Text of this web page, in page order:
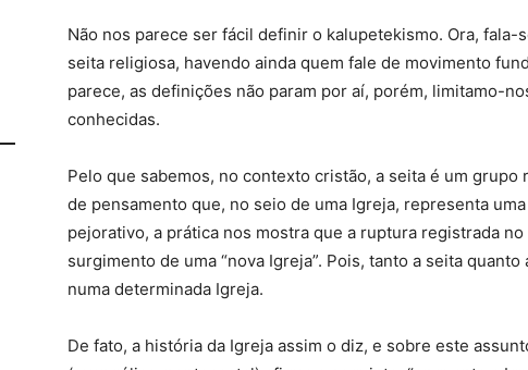
Não nos parece ser fácil definir o kalupetekismo. Ora, fala-
seita religiosa, havendo ainda quem fale de movimento
parece, as definições não param por aí, porém, limitamo-
conhecidas.
Pelo que sabemos, no contexto cristão, a seita é um
de pensamento que, no seio de uma Igreja, representa
pejorativo, a prática nos mostra que a ruptura registrada
surgimento de uma “nova Igreja”. Pois, tanto a seita
numa determinada Igreja.
De fato, a história da Igreja assim o diz, e sobre este